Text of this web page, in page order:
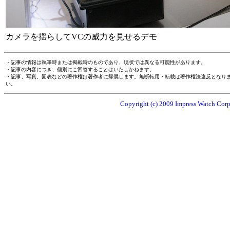
カメラを揺らしてVCの威力を見せるデモ
・記事の情報は執筆時または掲載時のものであり、現状では異なる可能性があります。
・記事の内容につき、個別にご回答することはいたしかねます。
・記事、写真、図表などの著作権は著作者に帰属します。無断転用・転載は著作権法違反とな
い。
Copyright (c) 2009 Impress Watch